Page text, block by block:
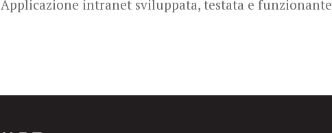
Applicazione intranet sviluppata, testata e funzionante